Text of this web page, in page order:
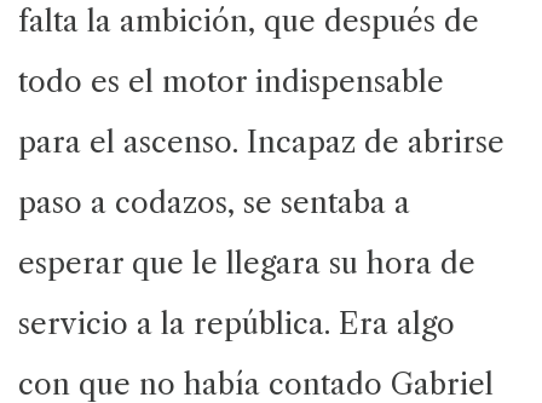
falta la ambición, que después de
todo es el motor indispensable
para el ascenso. Incapaz de abrirse
paso a codazos, se sentaba a
esperar que le llegara su hora de
servicio a la república. Era algo
con que no había contado Gabriel